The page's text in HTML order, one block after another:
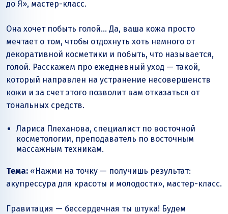
до Я», мастер-класс.
Она хочет побыть голой… Да, ваша кожа просто
мечтает о том, чтобы отдохнуть хоть немного от
декоративной косметики и побыть, что называется,
голой. Расскажем про ежедневный уход — такой,
который направлен на устранение несовершенств
кожи и за счет этого позволит вам отказаться от
тональных средств.
Лариса Плеханова, специалист по восточной
косметологии, преподаватель по восточным
массажным техникам.
Тема: «Нажми на точку — получишь результат:
акупрессура для красоты и молодости», мастер-класс.
Гравитация — бессердечная ты штука! Будем